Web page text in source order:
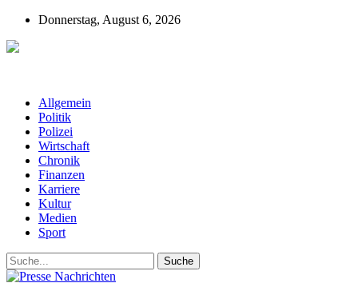
Donnerstag, August 6, 2026
Allgemein
Politik
Polizei
Wirtschaft
Chronik
Finanzen
Karriere
Kultur
Medien
Sport